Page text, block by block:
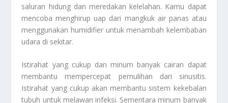
saluran hidung dan meredakan kelelahan. Kamu dapat
mencoba menghirup uap dari mangkuk air panas atau
menggunakan humidifier untuk menambah kelembaban
udara di sekitar.
Istirahat yang cukup dan minum banyak cairan dapat
membantu mempercepat pemulihan dari sinusitis.
Istirahat yang cukup akan membantu sistem kekebalan
tubuh untuk melawan infeksi. Sementara minum banyak